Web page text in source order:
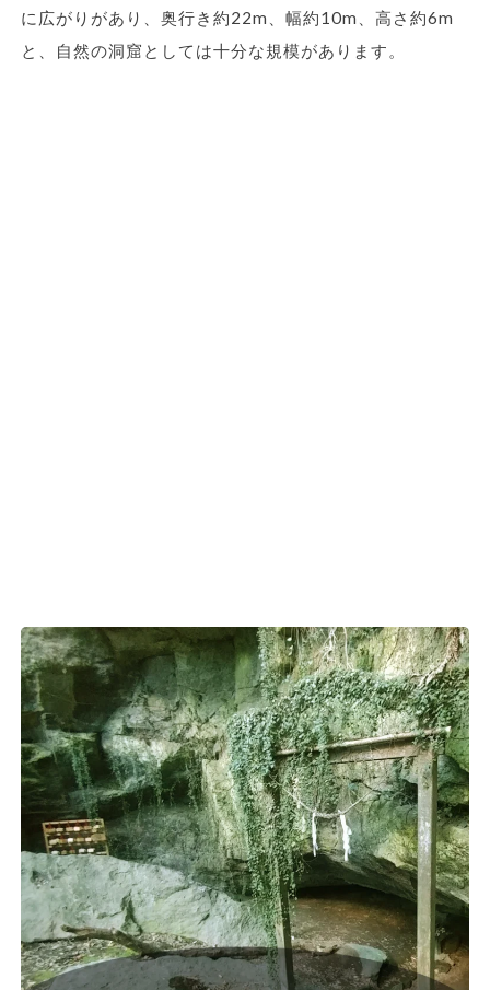
に広がりがあり、奥行き約22m、幅約10m、高さ約6m
と、自然の洞窟としては十分な規模があります。